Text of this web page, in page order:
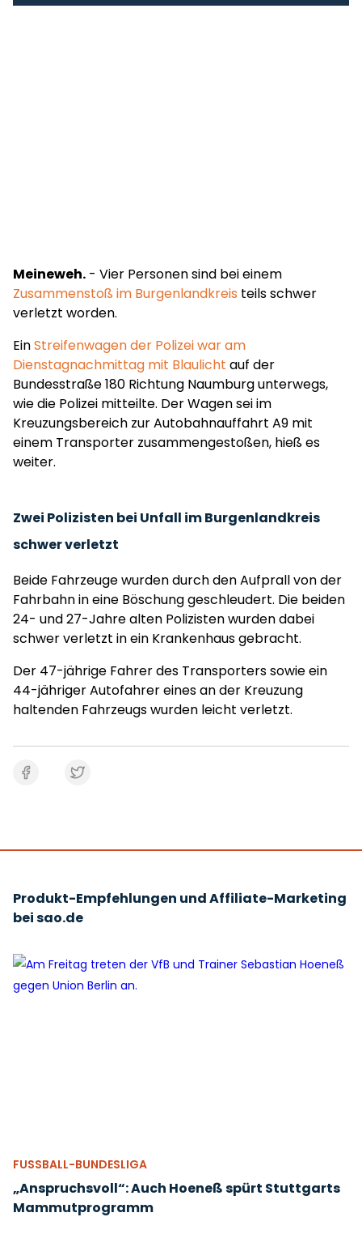
Meineweh. - Vier Personen sind bei einem
Zusammenstoß im Burgenlandkreis teils schwer
verletzt worden.
EinStreifenwagen der Polizei war am
Dienstagnachmittag mit Blaulicht auf der
Bundesstraße 180 Richtung Naumburg unterwegs,
wie die Polizei mitteilte. Der Wagen sei im
Kreuzungsbereich zur Autobahnauffahrt A9 mit
einem Transporter zusammengestoßen, hieß es
weiter.
Zwei Polizisten bei Unfall im Burgenlandkreis
schwer verletzt
Beide Fahrzeuge wurden durch den Aufprall von der
Fahrbahn in eine Böschung geschleudert. Die beiden
24- und 27-Jahre alten Polizisten wurden dabei
schwer verletzt in ein Krankenhaus gebracht.
Der 47-jährige Fahrer des Transporters sowie ein
44-jähriger Autofahrer eines an der Kreuzung
haltenden Fahrzeugs wurden leicht verletzt.
Produkt-Empfehlungen und Affiliate-Marketing
bei sao.de
FUSSBALL-BUNDESLIGA
„Anspruchsvoll“: Auch Hoeneß spürt Stuttgarts
Mammutprogramm